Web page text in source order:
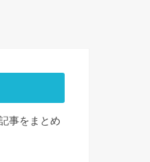
事をまとめ